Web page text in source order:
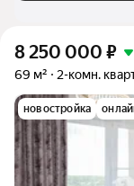
8 250 000 ₽
69 м² 2-комн.
новостройка